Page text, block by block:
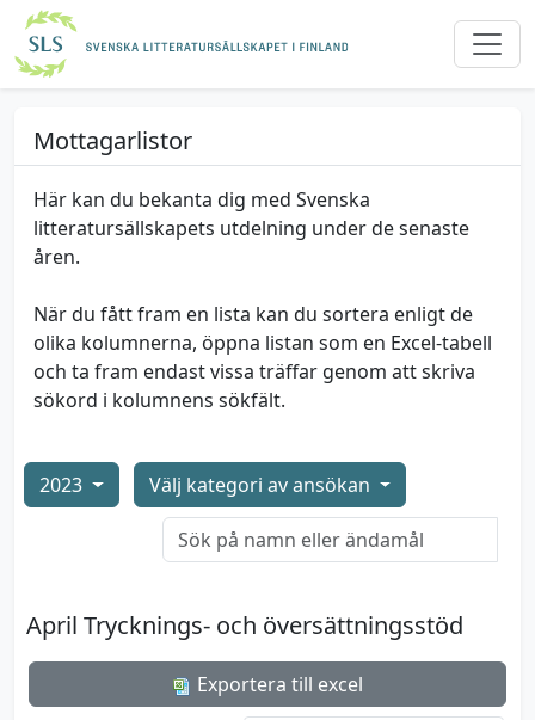
Mottagarlistor
Här kan du bekanta dig med Svenska
litteratursällskapets utdelning under de senaste
åren.
När du fått fram en lista kan du sortera enligt de
olika kolumnerna, öppna listan som en Excel-tabell
och ta fram endast vissa träffar genom att skriva
sökord i kolumnens sökfält.
2023 Välj kategori av ansökan
April Trycknings- och översättningsstöd
Exportera till excel